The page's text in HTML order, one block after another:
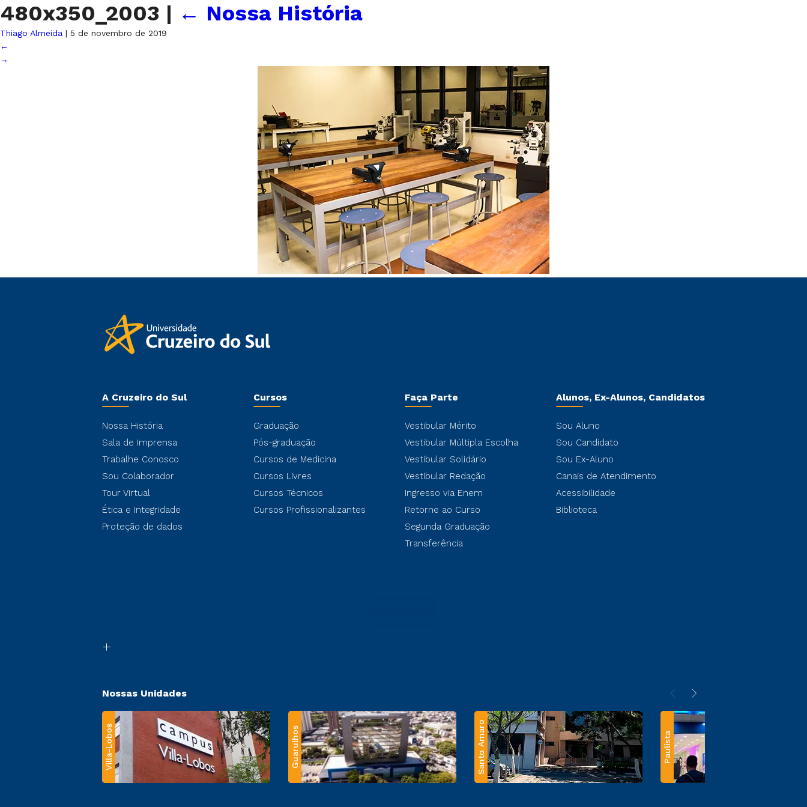
480x350_2003 | ← Nossa História
Thiago Almeida | 5 de novembro de 2019
←
→
A Cruzeiro do Sul
Nossa História
Sala de Imprensa
Trabalhe Conosco
Sou Colaborador
Tour Virtual
Ética e Integridade
Proteção de dados
Cursos
Graduação
Pós-graduação
Cursos de Medicina
Cursos Livres
Cursos Técnicos
Cursos Profissionalizantes
Faça Parte
Vestibular Mérito
Vestibular Múltipla Escolha
Vestibular Solidário
Vestibular Redação
Ingresso via Enem
Retorne ao Curso
Segunda Graduação
Transferência
Alunos, Ex-Alunos, Candidatos
Sou Aluno
Sou Candidato
Sou Ex-Aluno
Canais de Atendimento
Acessibilidade
Biblioteca
Nossas Unidades
Villa-Lobos Guarulhos Santo Amaro Paulista